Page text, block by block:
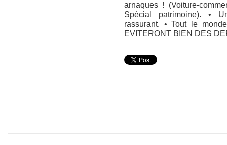
arnaques ! (Voiture-
Spécial patrimoine). •
rassurant. • Tout le
EVITERONT BIEN DES